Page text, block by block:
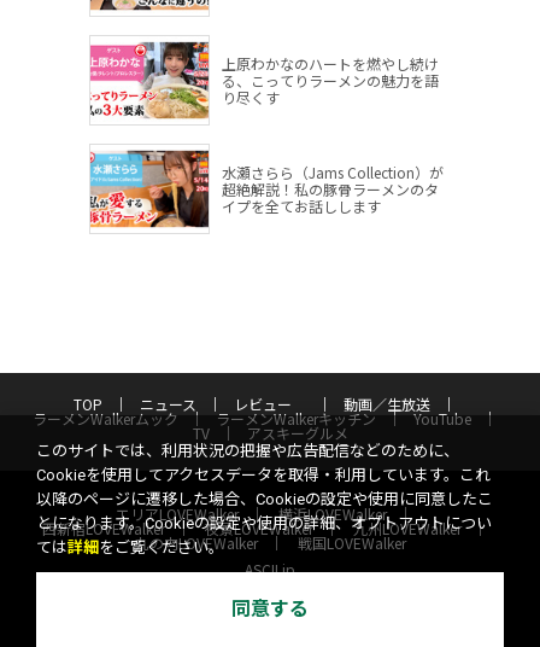
上原わかなのハートを燃やし続け
る、こってりラーメンの魅力を語
り尽くす
水瀬さらら（Jams Collection）が
超絶解説！私の豚骨ラーメンのタ
イプを全てお話しします
TOP ニュース レビュー 動画／生放送
ラーメンWalkerムック ラーメンWalkerキッチン YouTube
TV アスキーグルメ
エリアLOVEWalker 横浜LOVEWalker
西新宿LOVEWalker 夜景LOVEWalker 九州LOVEWalker
丸の内LOVEWalker
戦国LOVEWalker
ASCII.jp
プライバシーポリシー
お問い合わせ
このサイトでは、利用状況の把握や広告配信などのために、
Cookieを使用してアクセスデータを取得・利用しています。これ
以降のページに遷移した場合、Cookieの設定や使用に同意したこ
とになります。Cookieの設定や使用の詳細、オプトアウトについ
ては詳細 をご覧ください。
同意する